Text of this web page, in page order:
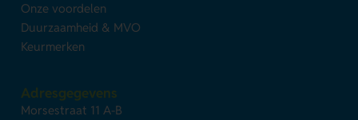
Onze voordelen
Duurzaamheid & MVO
Keurmerken
Adresgegevens
Morsestraat 11 A-B